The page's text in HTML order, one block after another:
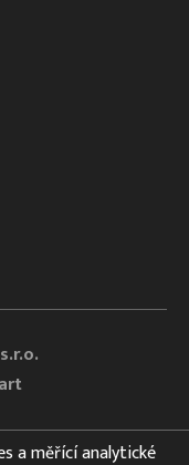
a měřící analytické